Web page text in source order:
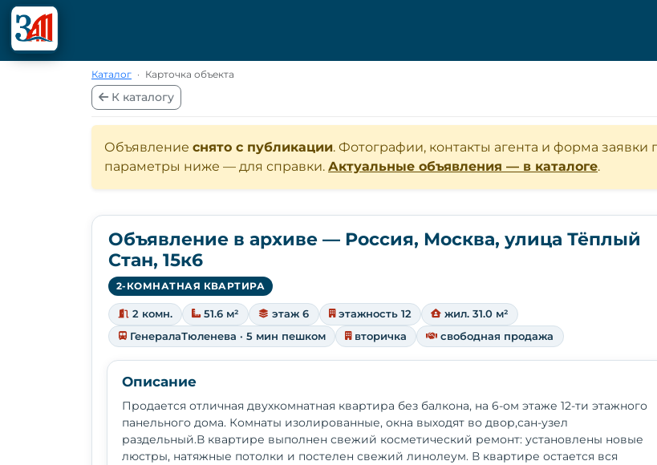
Каталог · Карточка объекта
К каталогу
Объявление снято с публикации. Фотографии, контакты агента и форма
параметры ниже — для справки. Актуальные объявления — в каталоге.
Объявление в архиве — Россия, Москва, улица Тёплый
Стан, 15к6
2-КОМНАТНАЯ КВАРТИРА
2 комн. 51.6 м² этаж 6 этажность 12
жил. 31.0 м²
ГенералаТюленева · 5 мин пешком
вторичка свободная продажа
Описание
Продается отличная двухкомнатная квартира без балкона, на 6-ом этаже 12-ти этажного
панельного дома. Комнаты изолированные, окна выходят во двор,сан-узел
раздельный.В квартире выполнен свежий косметический ремонт: установлены новые
люстры, натяжные потолки и постелен свежий линолеум. В квартире остается вся